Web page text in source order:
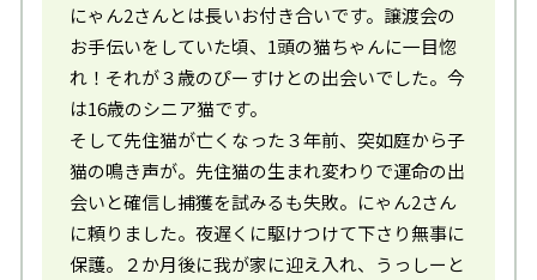
にゃん2さんとは長いお付き合いです。譲渡会の
お手伝いをしていた頃、1頭の猫ちゃんに一目惚
れ！それが３歳のぴーすけとの出会いでした。今
は16歳のシニア猫です。
そして先住猫が亡くなった３年前、突如庭から子
猫の鳴き声が。先住猫の生まれ変わりで運命の出
会いと確信し捕獲を試みるも失敗。にゃん2さん
に頼りました。夜遅くに駆けつけて下さり無事に
保護。２か月後に我が家に迎え入れ、うっしーと